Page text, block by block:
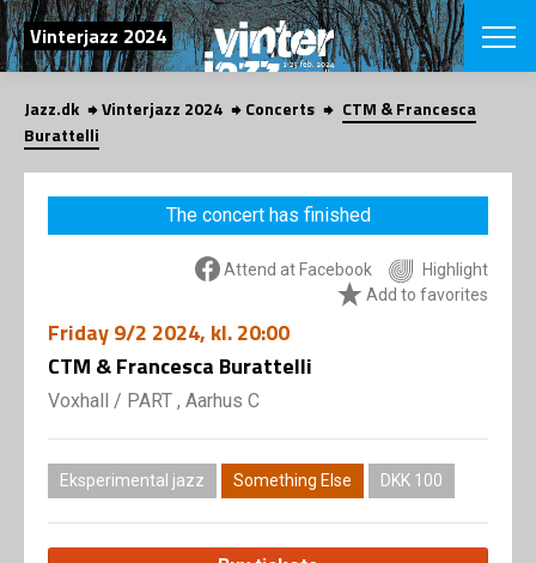
SEARCH
Vinterjazz 2024
Danish
CHOOSE
VINTERJAZZ
Themes
LOCATIONS
Venues &
SHOP
Jazz.dk Vinterjazz 2024 Concerts
CTM & Francesca
Burattelli
The concert has finished
Attend at Facebook
Highlight
Add to favorites
Friday9/2 2024, kl. 20:00
CTM & Francesca Burattelli
Voxhall / PART , Aarhus C
Eksperimental jazz Something Else DKK 100